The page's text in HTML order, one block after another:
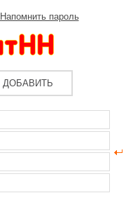
Напомнить пароль
ДОБАВИТЬ